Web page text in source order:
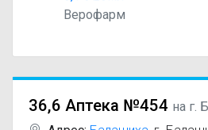
Верофарм
36,6 Аптека №454 на г.